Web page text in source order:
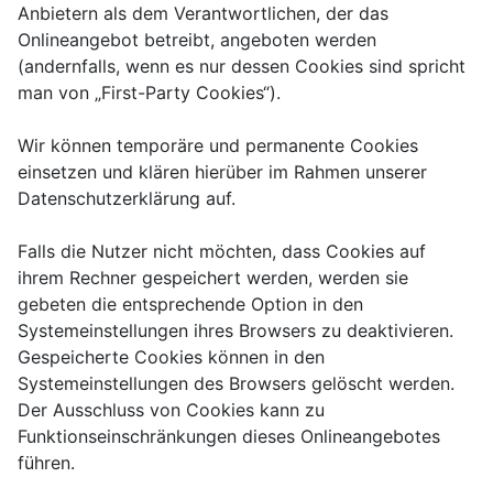
Anbietern als dem Verantwortlichen, der das
Onlineangebot betreibt, angeboten werden
(andernfalls, wenn es nur dessen Cookies sind spricht
man von „First-Party Cookies“).
Wir können temporäre und permanente Cookies
einsetzen und klären hierüber im Rahmen unserer
Datenschutzerklärung auf.
Falls die Nutzer nicht möchten, dass Cookies auf
ihrem Rechner gespeichert werden, werden sie
gebeten die entsprechende Option in den
Systemeinstellungen ihres Browsers zu deaktivieren.
Gespeicherte Cookies können in den
Systemeinstellungen des Browsers gelöscht werden.
Der Ausschluss von Cookies kann zu
Funktionseinschränkungen dieses Onlineangebotes
führen.